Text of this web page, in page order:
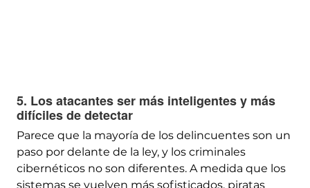
5. Los atacantes ser más inteligentes y más
difíciles de detectar
Parece que la mayoría de los delincuentes son un
paso por delante de la ley, y los criminales
cibernéticos no son diferentes. A medida que los
sistemas se vuelven más sofisticados, piratas